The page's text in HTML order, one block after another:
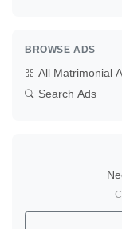
BROWSE ADS
All Matrimonial
Search Ads